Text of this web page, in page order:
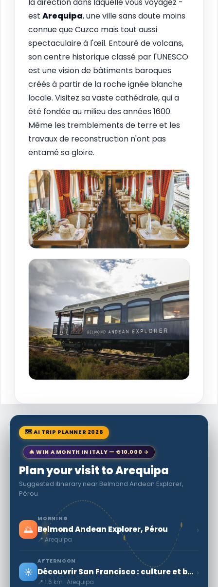
est Arequipa, une ville sans doute moins
connue que Cuzco mais tout aussi
spectaculaire à l'œil. Entouré de volcans,
son centre historique classé par l'UNESCO
est une vision de bâtiments baroques
créés à partir de la roche ignée blanche
locale. Visitez sa vaste cathédrale, qui a
été fondée au milieu des années 1600.
Même les tremblements de terre et les
travaux de reconstruction n'ont pas
entamé sa gloire.
🗺 AI TRIP PLANNER 2026
🎄 WIN A MONTH IN ITALY — €10,000 →
Plan your visit to Arequipa
Suggested itinerary near Belmond Andean Explorer,
Pérou
🌅
MORNING
Belmond Andean Explorer, Pérou
📍 Arequipa
›
☀️
AFTERNOON
Découvrir San Francisco : culture et beautés à ne pas manquer
📍 1.6 km · Arequipa
›